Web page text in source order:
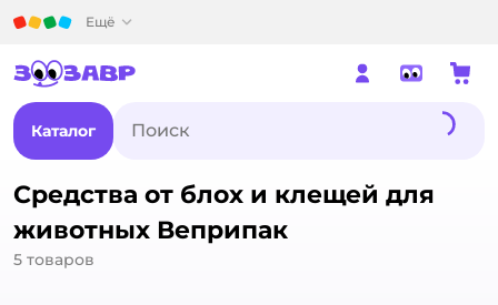
Ещё
Каталог
Средства от блох и клещей для
животных Веприпак
5 товаров